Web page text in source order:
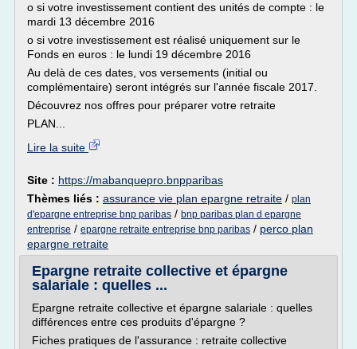
o si votre investissement contient des unités de compte : le
mardi 13 décembre 2016
o si votre investissement est réalisé uniquement sur le
Fonds en euros : le lundi 19 décembre 2016
Au delà de ces dates, vos versements (initial ou
complémentaire) seront intégrés sur l'année fiscale 2017.
Découvrez nos offres pour préparer votre retraite
PLAN...
Lire la suite
Site : https://mabanquepro.bnpparibas
Thèmes liés : assurance vie plan epargne retraite / plan
d'epargne entreprise bnp paribas / bnp paribas plan d epargne
entreprise / epargne retraite entreprise bnp paribas / perco plan
epargne retraite
Epargne retraite collective et épargne
salariale : quelles ...
Epargne retraite collective et épargne salariale : quelles
différences entre ces produits d'épargne ?
Fiches pratiques de l'assurance : retraite collective